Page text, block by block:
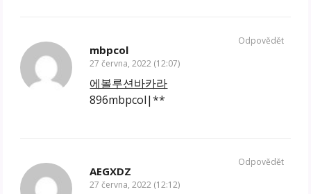
mbpcol
27 června, 2022 (12:07)
에볼루션바카라
896mbpcol|**
Odpovědět
AEGXDZ
27 června, 2022 (12:12)
Odpovědět